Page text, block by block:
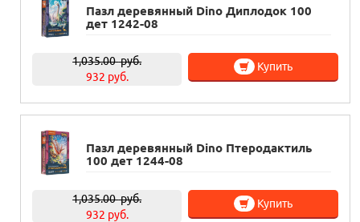
Пазл деревянный Dino Диплодок 100
дет 1242-08
1,035.00руб.
932 руб.
Купить
Пазл деревянный Dino Птеродактиль
100 дет 1244-08
1,035.00руб.
932 руб.
Купить